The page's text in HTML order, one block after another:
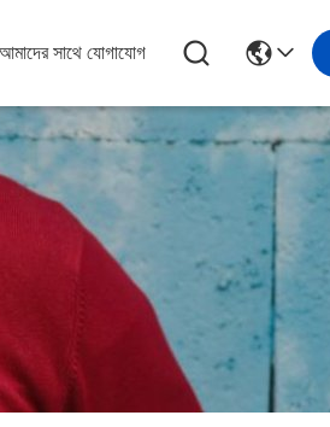
আমাদের সাথে যোগাযোগ